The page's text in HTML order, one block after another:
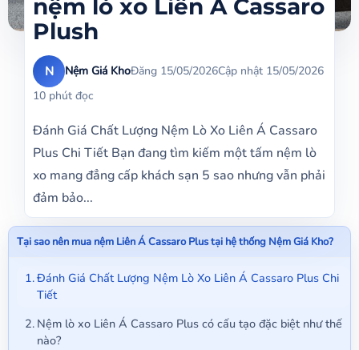
nệm lò xo Liên Á Cassaro
Plush
N Nệm Giá KhoĐăng 15/05/2026Cập nhật 15/05/2026
10 phút đọc
Đánh Giá Chất Lượng Nệm Lò Xo Liên Á Cassaro
Plus Chi Tiết Bạn đang tìm kiếm một tấm nệm lò
xo mang đẳng cấp khách sạn 5 sao nhưng vẫn phải
đảm bảo...
Tại sao nên mua nệm Liên Á Cassaro Plus tại hệ thống Nệm Giá Kho?
Đánh Giá Chất Lượng Nệm Lò Xo Liên Á Cassaro Plus Chi
Tiết
Nệm lò xo Liên Á Cassaro Plus có cấu tạo đặc biệt như thế
nào?